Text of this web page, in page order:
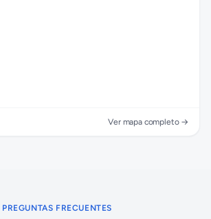
Ver mapa completo →
PREGUNTAS FRECUENTES